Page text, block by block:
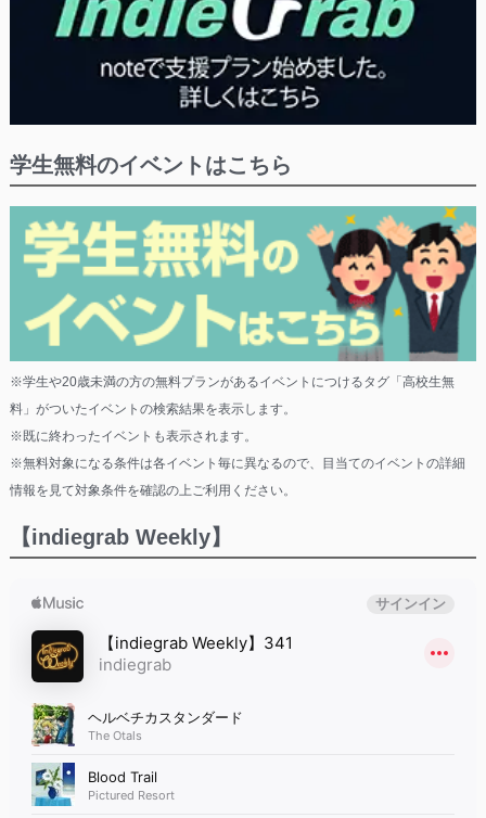
学生無料のイベントはこちら
※学生や20歳未満の方の無料プランがあるイベントにつけるタグ「高校生無
料」がついたイベントの検索結果を表示します。
※既に終わったイベントも表示されます。
※無料対象になる条件は各イベント毎に異なるので、目当てのイベントの詳細
情報を見て対象条件を確認の上ご利用ください。
【indiegrab Weekly】